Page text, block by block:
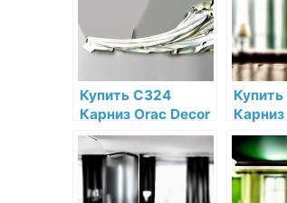
Купить C324
Карниз Orac Decor
Полиуретан Orac
Decor по низкой
цене в интернет-
магазине
Decor
цене в